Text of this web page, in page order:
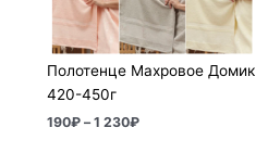
Полотенце Махровое Домик
420-450г
190₽ – 1 230₽